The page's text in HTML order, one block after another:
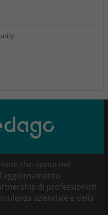
che opera nel
di professionisti
aziendale e della